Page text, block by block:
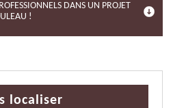
DANS UN PROJET
!
localiser